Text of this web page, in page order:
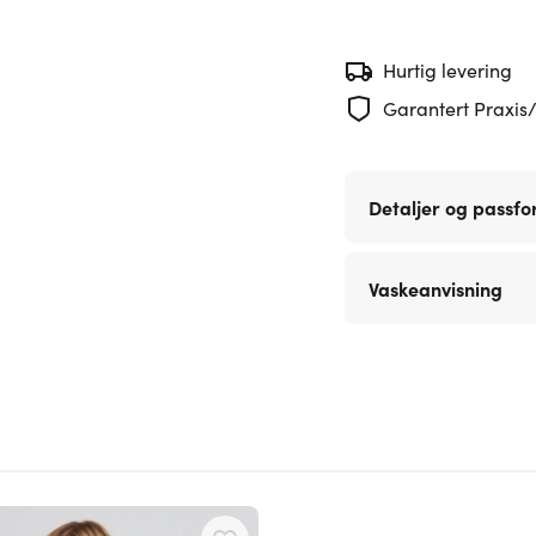
Hurtig levering
Garantert
Detaljer og
Vaskeanvisning
the tab key. You can skip the carousel or go straight to